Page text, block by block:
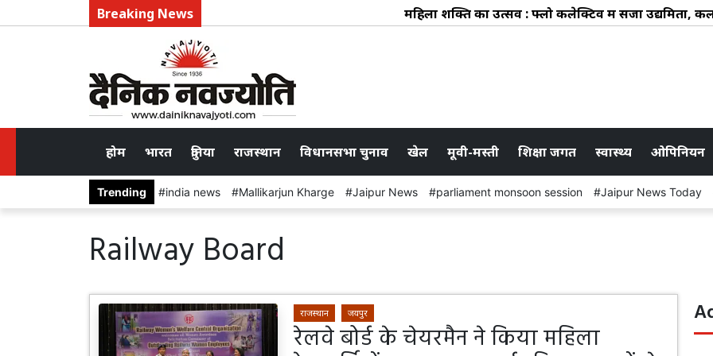
Breaking News महिला शक्ति का उत्सव : फ्लो कलेक्टिव में सजा उद्यमिता,
होम भारत दुनिया राजस्थान विधानसभा चुनाव खेल मूवी-मस्ती शिक्षा जगत स्वास्थ्य ओपिनियन
Trending india news Mallikarjun Kharge Jaipur News parliament monsoon session Jaipur News Today
Railway Board
राजस्थान जयपुर
रेलवे बोर्ड के चेयरमैन ने किया महिला